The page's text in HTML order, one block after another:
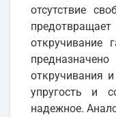
отсутствие
откручивание
откручивания
упругость и
надежное.